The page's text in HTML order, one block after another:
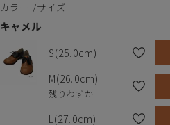
カラー サイズ
キャメル
S(25.0cm)
M(26.0cm)
残りわずか
L(27.0cm)